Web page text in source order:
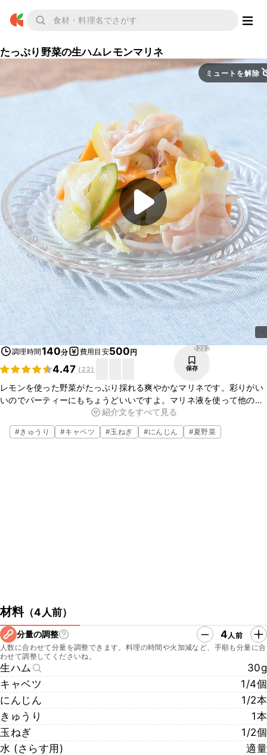
たっぷり野菜の生ハムレモンマリネ
ミュートを解除
調理時間140分 費用目安500円
4.47 (22)
1232
保存
レモンを使った野菜がたっぷり採れる爽やかなマリネです。彩りがい
いのでパーティーにもちょうどいいですよ。マリネ液を使って他の野
菜も漬け込んでみてバリエーションを増やしてみて下さいね。美味し
く出来ますよ。
紹介文をすべて見る
#きゅうり #キャベツ #玉ねぎ #にんじん #夏野菜
材料（4人前）
分量の調整 4人前
人数に合わせて分量を調整できます。料理の時間や火加減など、手順も分量に合
わせて調整してくださいね。
生ハム
30g
キャベツ
1/4個
にんじん
1/2本
きゅうり
1本
玉ねぎ
1/2個
水 (さらす用)
適量